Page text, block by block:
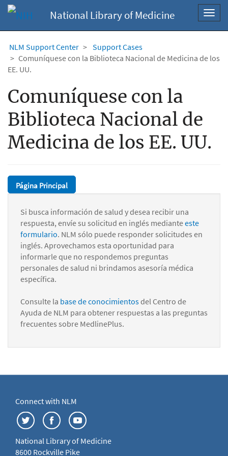
National Library of Medicine
NLM Support Center
Support Cases
Comuníquese con la Biblioteca Nacional de Medicina de los
EE. UU.
Comuníquese con la
Biblioteca Nacional de
Medicina de los EE. UU.
Página Principal
Si busca información de salud y desea recibir una
respuesta, envíe su solicitud en inglés medianteeste
formulario. NLM sólo puede responder solicitudes en
inglés. Aprovechamos esta oportunidad para
informarle que no respondemos preguntas
personales de salud ni brindamos asesoría médica
específica.
Consulte la base de conocimientosdel Centro de
Ayuda de NLM para obtener respuestas a las preguntas
frecuentes sobre MedlinePlus.
Connect with NLM
National Library of Medicine
8600 Rockville Pike